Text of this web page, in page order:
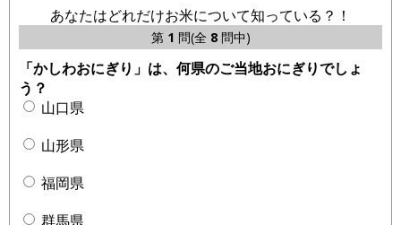
あなたはどれだけお米について知っている？！
第 1 問(全 8問中)
「かしわおにぎり」は、何県のご当地おにぎりでしょ
う？
山口県
山形県
福岡県
群馬県